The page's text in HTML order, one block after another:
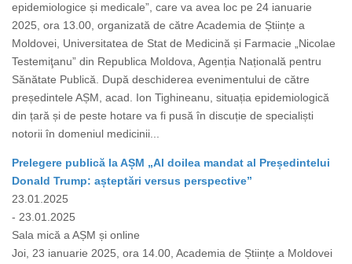
epidemiologice și medicale”, care va avea loc pe 24 ianuarie
2025, ora 13.00, organizată de către Academia de Științe a
Moldovei, Universitatea de Stat de Medicină și Farmacie „Nicolae
Testemiţanu” din Republica Moldova, Agenția Națională pentru
Sănătate Publică. După deschiderea evenimentului de către
președintele AȘM, acad. Ion Tighineanu, situația epidemiologică
din țară și de peste hotare va fi pusă în discuție de specialiști
notorii în domeniul medicinii...
Prelegere publică la AȘM „Al doilea mandat al Președintelui
Donald Trump: așteptări versus perspective”
23.01.2025
- 23.01.2025
Sala mică a AȘM și online
Joi, 23 ianuarie 2025, ora 14.00, Academia de Științe a Moldovei